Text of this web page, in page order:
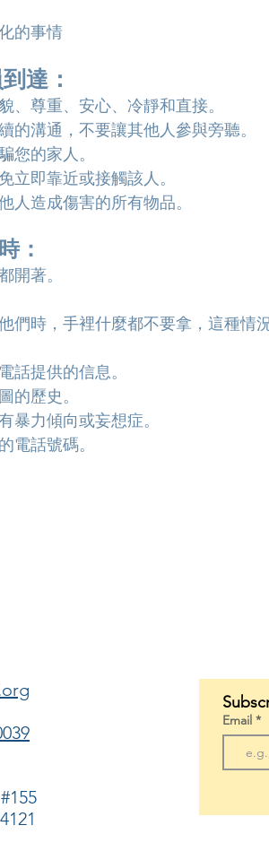
的事情
達：
、尊重、安心、冷靜和直接。
的溝通，不要讓其他人參與旁聽。
您的家人。
立即靠近或接觸該人。
人造成傷害的所有物品。
：
開著。
們時，手裡什麼都不要拿，這種情
話提供的信息。
的歷史。
暴力傾向或妄想症。
電話號碼。
Email